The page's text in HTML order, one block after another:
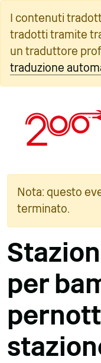
contenuto
I contenuti
tradotti tramite
un traduttore
traduzione
Nota: questo
terminato.
per